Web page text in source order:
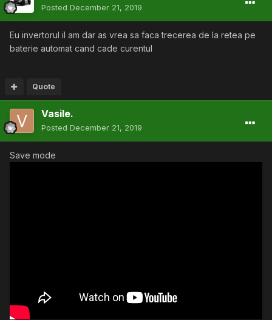
Posted December 21, 2019
Eu invertorul il am dar as vrea sa faca trecerea de la retea pe
baterie automat cand cade curentul
Quote
Vasile.
Posted December 21, 2019
Save mode